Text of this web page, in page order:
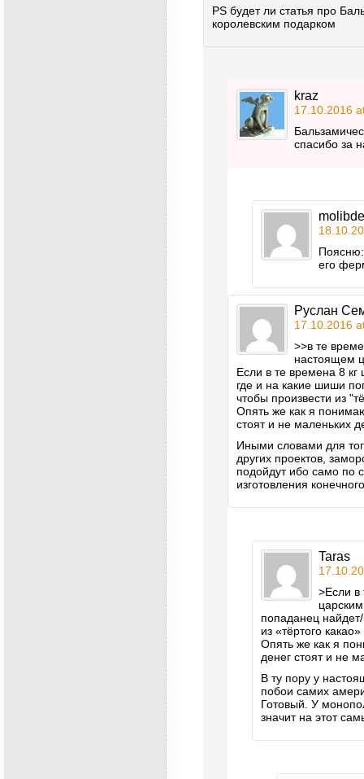
PS будет ли статья про
королевским подарком
kraz
17.10.2016
спасибо за
его
Руслан
17.10.2016
>>в те
настоящем
Если в те времена 8
где и на какие шиши
чтобы произвести из
Опять же как я
стоят и не маленьких
Иными словами для
других проектов,
подойдут ибо само по
изготовления
Taras
>Если в
попаданец
из «тёртого
Опять же как я
денег стоят и не
В ту пору у
побои самих
Готовый. У
значит на этот